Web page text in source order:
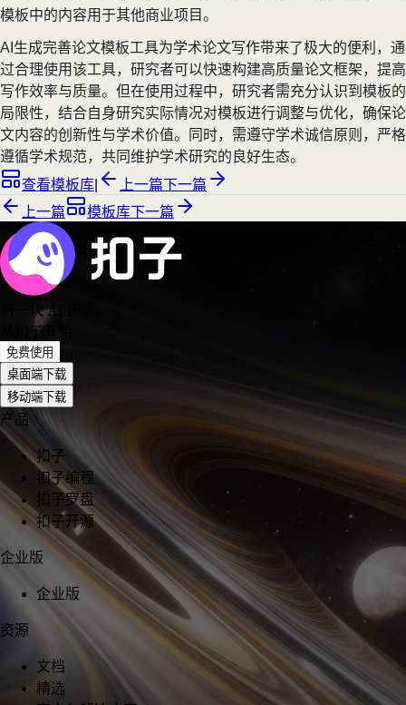
模板中的内容用于其他商业项目。
AI生成完善论文模板工具为学术论文写作带来了极大的便利，通
过合理使用该工具，研究者可以快速构建高质量论文框架，提高
写作效率与质量。但在使用过程中，研究者需充分认识到模板的
局限性，结合自身研究实际情况对模板进行调整与优化，确保论
文内容的创新性与学术价值。同时，需遵守学术诚信原则，严格
遵循学术规范，共同维护学术研究的良好生态。
查看模板库
上一篇下一篇
上一篇
模板库下一篇
新一代 AI 团队
从扣子开始
免费使用
桌面端下载
移动端下载
产品
扣子
扣子编程
扣子罗盘
扣子开源
企业版
企业版
资源
文档
精选